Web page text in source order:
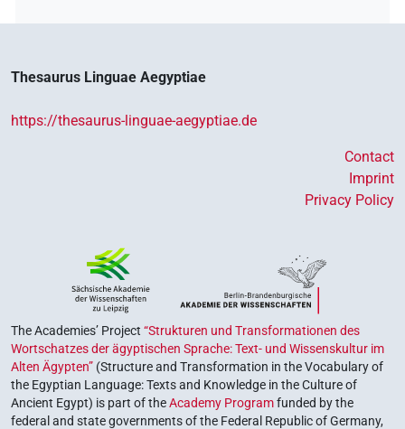
Thesaurus Linguae Aegyptiae
https://thesaurus-linguae-aegyptiae.de
Contact
Imprint
Privacy Policy
The Academies’ Project “Strukturen und Transformationen des
Wortschatzes der ägyptischen Sprache: Text- und Wissenskultur im
Alten Ägypten” (Structure and Transformation in the Vocabulary of
the Egyptian Language: Texts and Knowledge in the Culture of
Ancient Egypt) is part of theAcademy Programfunded by the
federal and state governments of the Federal Republic of Germany,